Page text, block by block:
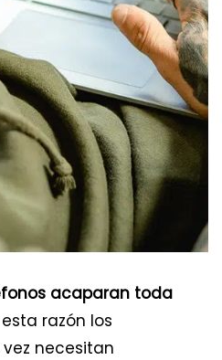
acaparan toda
razón los
necesitan